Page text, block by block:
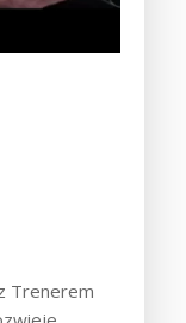
Trenerem